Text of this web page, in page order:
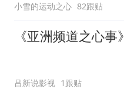
小雪的运动之心 82跟贴
《亚洲频道之心事》
吕新说影视 1跟贴